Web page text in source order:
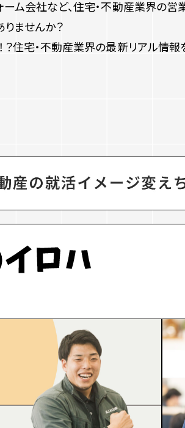
ーム会社など、住宅・不動産業界の営
ませんか？
？住宅・不動産業界の最新リアル情報